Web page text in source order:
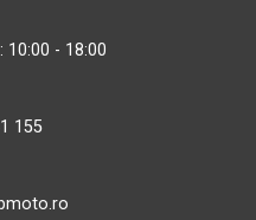
10:00 - 18:00
155